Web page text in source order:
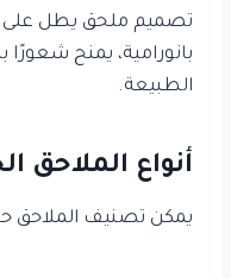
تصميم ملحق يطل على
بانورامية، يمنح شعورًا
الطبيعة.
أنواع الملاحق
يمكن تصنيف الملاحق